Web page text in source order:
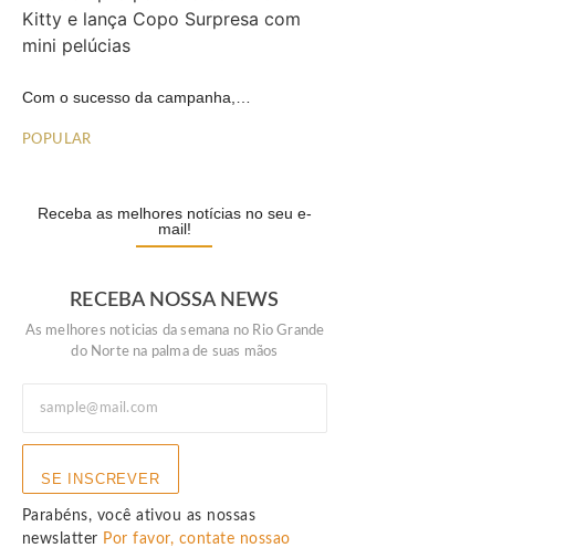
Com o sucesso da campanha,…
POPULAR
Receba as melhores notícias no seu e-
mail!
RECEBA NOSSA NEWS
As melhores noticias da semana no Rio Grande
do Norte na palma de suas mãos
SE INSCREVER
Parabéns, você ativou as nossas
newslatter Por favor, contate nossao